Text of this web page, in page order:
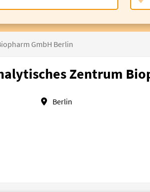
GmbH Berlin
Zentrum
Berlin